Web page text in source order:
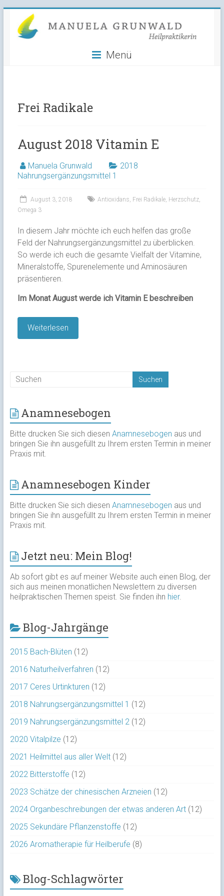
content
Manuela
Grunwald
Menü
Frei Radikale
August 2018 Vitamin E
Manuela Grunwald
2018
Nahrungsergänzungsmittel 1
August 3, 2018 Antioxidans Frei Radikale, Herzschutz,
Omega 3
In diesem Jahr möchte ich euch helfen das große
Feld der Nahrungsergänzungsmittel zu überblicken.
So werde ich euch die gesamte Vielfalt der Vitamine,
Mineralstoffe, Spurenelemente und Aminosäuren
präsentieren.
Im Monat August werde ich Vitamin E beschreiben
Weiterlesen
Anamnesebogen
Bitte drucken Sie sich diesen Anamnesebogen aus und
bringen Sie ihn ausgefüllt zu Ihrem ersten Termin in meiner
Praxis mit.
Anamnesebogen Kinder
Bitte drucken Sie sich diesen Anamnesebogen aus und
bringen Sie ihn ausgefüllt zu Ihrem ersten Termin in meiner
Praxis mit.
Jetzt neu: Mein Blog!
Ab sofort gibt es auf meiner Website auch einen Blog, der
sich aus meinen monatlichen Newslettern zu diversen
heilpraktischen Themen speist. Sie finden ihn hier.
Blog-Jahrgänge
2015 Bach-Blüten (12)
2016 Naturheilverfahren (12)
2017 Ceres Urtinkturen (12)
2018 Nahrungsergänzungsmittel 1 (12)
2019 Nahrungsergänzungsmittel 2 (12)
2020 Vitalpilze (12)
2021 Heilmittel aus aller Welt(12)
2022 Bitterstoffe (12)
2023 Schätze der chinesischen Arzneien (12)
2024 Organbeschreibungen der etwas anderen Art(12)
2025 Sekundäre Pflanzenstoffe (12)
2026 Aromatherapie für Heilberufe (8)
Blog-Schlagwörter